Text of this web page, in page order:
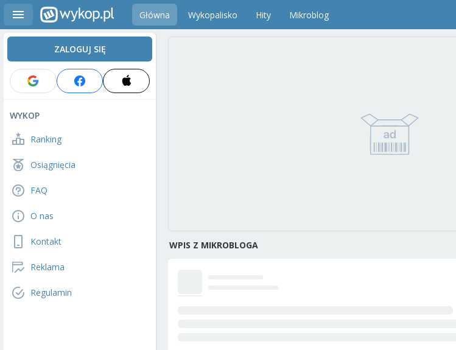
Główna Wykopalisko Hity Mikroblog
ZALOGUJ SIĘ
WYKOP
Ranking
Osiągnięcia
FAQ
O nas
Kontakt
Reklama
Regulamin
WPIS Z MIKROBLOGA